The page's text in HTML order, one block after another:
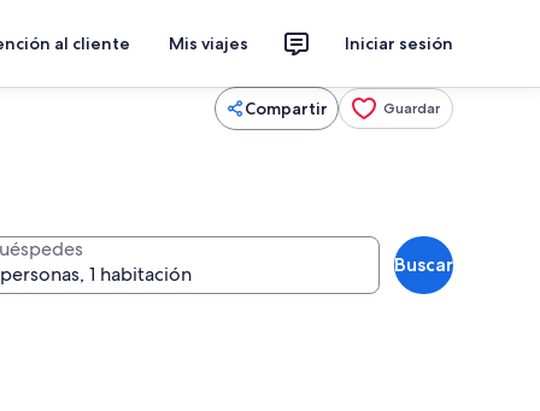
al cliente Mis viajes Iniciar sesión
Compartir Guardar
Buscar